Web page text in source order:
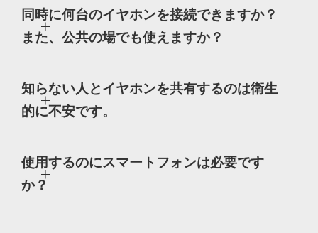
同時に何台のイヤホンを接続できますか？
また、公共の場でも使えますか？
知らない人とイヤホンを共有するのは衛生
的に不安です。
使用するのにスマートフォンは必要です
か？